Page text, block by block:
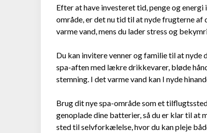
Efter at have investeret tid, penge og
område, er det nu tid til at nyde frugterne
varme vand, mens du lader stress og
Du kan invitere venner og familie til at nyde
spa-aften med lækre drikkevarer, bløde
stemning. I det varme vand kan I nyde
Brug dit nye spa-område som et
genoplade dine batterier, så du er klar til at
sted til selvforkælelse, hvor du kan pleje